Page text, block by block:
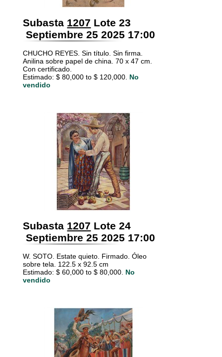
Subasta 1207 Lote 23
Septiembre 25 2025 17:00
CHUCHO REYES. Sin título. Sin firma.
Anilina sobre papel de china. 70 x 47 cm.
Con certificado.
Estimado: $ 80,000 to $ 120,000. No
vendido
Subasta 1207 Lote 24
Septiembre 25 2025 17:00
W. SOTO. Estate quieto. Firmado. Óleo
sobre tela. 122.5 x 92.5 cm
Estimado: $ 60,000 to $ 80,000. No
vendido